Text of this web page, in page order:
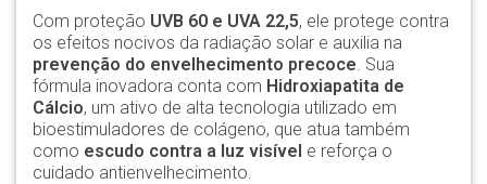
Com proteção UVB 60 e UVA 22,5, ele protege contra
os efeitos nocivos da radiação solar e auxilia na
prevenção do envelhecimento precoce. Sua
fórmula inovadora conta com Hidroxiapatita de
Cálcio, um ativo de alta tecnologia utilizado em
bioestimuladores de colágeno, que atua também
como escudo contra a luz visível e reforça o
cuidado antienvelhecimento.